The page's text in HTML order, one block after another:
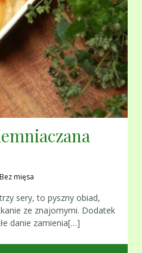
Bez mięsa
sery, to pyszny obiad,
ze znajomymi. Dodatek
danie zamienia[…]